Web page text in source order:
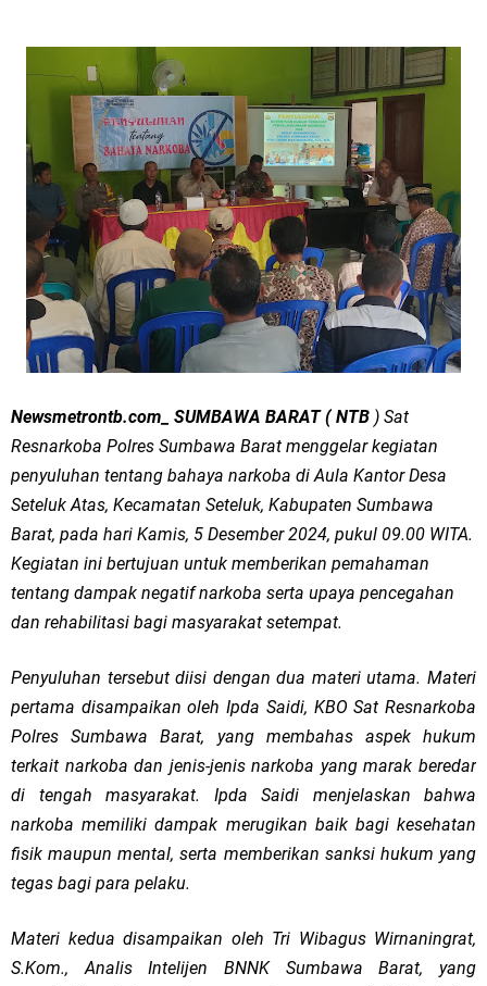
Newsmetrontb.com_ SUMBAWA BARAT ( NTB ) Sat
Resnarkoba Polres Sumbawa Barat menggelar kegiatan
penyuluhan tentang bahaya narkoba di Aula Kantor Desa
Seteluk Atas, Kecamatan Seteluk, Kabupaten Sumbawa
Barat, pada hari Kamis, 5 Desember 2024, pukul 09.00 WITA.
Kegiatan ini bertujuan untuk memberikan pemahaman
tentang dampak negatif narkoba serta upaya pencegahan
dan rehabilitasi bagi masyarakat setempat.
Penyuluhan tersebut diisi dengan dua materi utama. Materi
pertama disampaikan oleh Ipda Saidi, KBO Sat Resnarkoba
Polres Sumbawa Barat, yang membahas aspek hukum
terkait narkoba dan jenis-jenis narkoba yang marak beredar
di tengah masyarakat. Ipda Saidi menjelaskan bahwa
narkoba memiliki dampak merugikan baik bagi kesehatan
fisik maupun mental, serta memberikan sanksi hukum yang
tegas bagi para pelaku.
Materi kedua disampaikan oleh Tri Wibagus Wirnaningrat,
S.Kom., Analis Intelijen BNNK Sumbawa Barat, yang